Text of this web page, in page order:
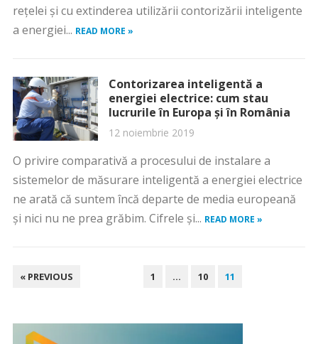
reţelei şi cu extinderea utilizării contorizării inteligente
a energiei... READ MORE »
Contorizarea inteligentă a
energiei electrice: cum stau
lucrurile în Europa şi în România
12 noiembrie 2019
O privire comparativă a procesului de instalare a
sistemelor de măsurare inteligentă a energiei electrice
ne arată că suntem încă departe de media europeană
şi nici nu ne prea grăbim. Cifrele şi... READ MORE »
PAGINAȚIE
« PREVIOUS 1 … 10 11